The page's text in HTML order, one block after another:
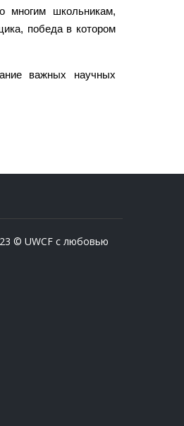
многим школьникам,
победа в котором
важных научных
© UWCF с любовью